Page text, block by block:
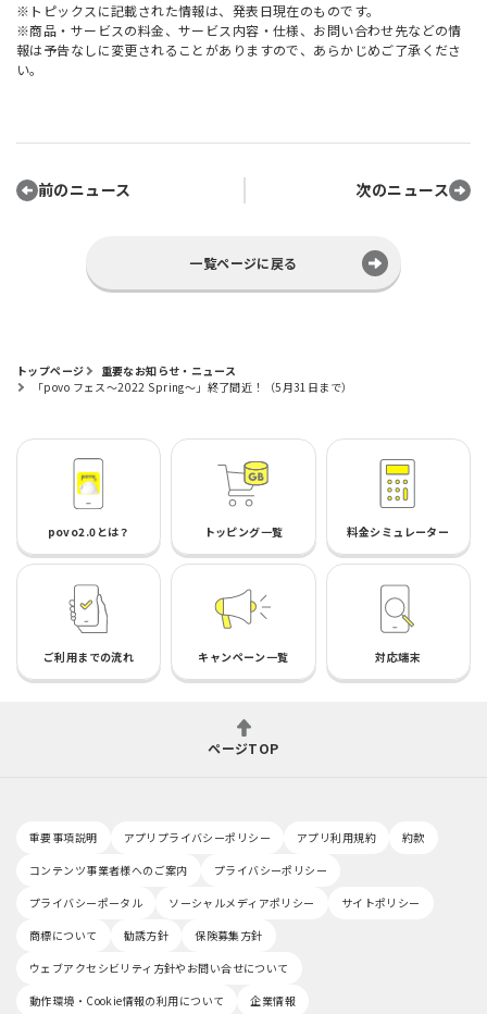
※トピックスに記載された情報は、発表日現在のものです。
※商品・サービスの料金、サービス内容・仕様、お問い合わせ先などの情
報は予告なしに変更されることがありますので、あらかじめご了承くださ
い。
前のニュース 次のニュース
一覧ページに戻る
トップページ
重要なお知らせ・ニュース
「povo フェス～2022 Spring～」終了間近！（5月31日まで）
povo2.0とは？ トッピング一覧 料金シミュレーター
ご利用までの流れ キャンペーン一覧 対応端末
ページTOP
重要事項説明 アプリプライバシーポリシー アプリ利用規約
約款
コンテンツ事業者様へのご案内
プライバシーポリシー
プライバシーポータル
ソーシャルメディアポリシー
サイトポリシー
商標について
勧誘方針
保険募集方針
ウェブアクセシビリティ方針やお問い合せについて
動作環境・Cookie情報の利用について
企業情報